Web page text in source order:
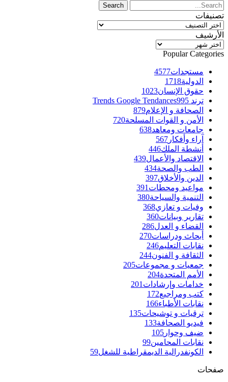
تصنيفات
تصنيفات
الأرشيف
الأرشيف
Popular Categories
مستجدات4577
الدولية1718
حقوق الإنسان1023
ترند Trends Google Tendances 995
الصحافة و الإعلام879
الأمن و القوات المسلحة720
جامعات ومعاهد638
آراء وأفكار 567
أنشطة الملك446
الاقتصاد والأعمال439
الطب والصحة434
الدين والأخلاق397
مواعيد ومحطات 391
التنمية والسياحة380
وفيات و تعازي368
تقارير وبيانات360
القضاء و العدل286
أبحاث ودراسات270
نقابات التعليم246
الثقافة و الفنون244
جمعيات و مجموعات205
الأمم المتحدة204
خدامات وإرشادات 201
كتب ومراجيع172
نقابات الأطباء166
ترقيات و توشيحات135
فيديو الصحافة133
ضيف وحوار 105
نقابات المحامين99
الكونفدرالية الديمقراطية للشغل59
صفحات